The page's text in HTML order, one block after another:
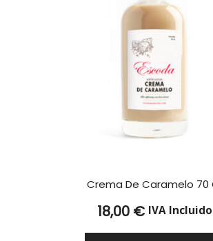
Crema De Caramelo 70
18,00 € IVA Incluido